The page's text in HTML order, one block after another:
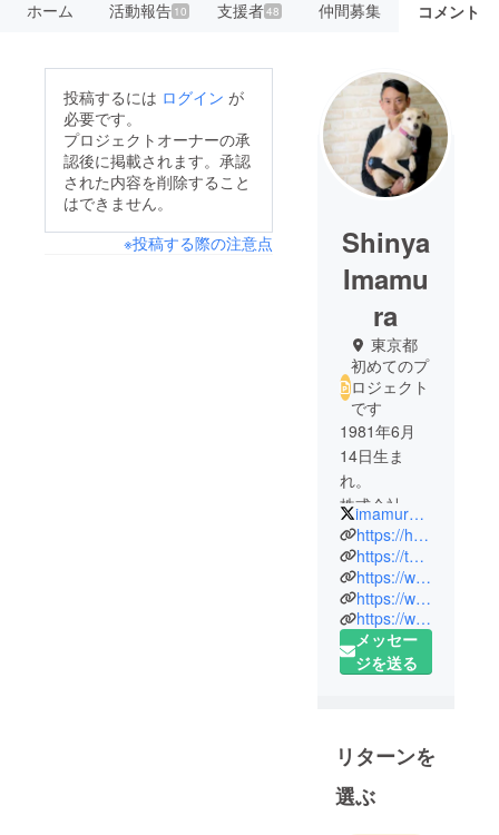
ホーム 活動報告10 支援者48 仲間募集 コメント
投稿するには ログイン が
必要です。
プロジェクトオーナーの承
認後に掲載されます。承認
された内容を削除すること
はできません。
※投稿する際の注意点
Shinya
Imamu
ra
東京都
初めてのプ
ロジェクト
です
1981年6月
14日生ま
れ。
株式会社
withdog.jp
代表取締役
ドッグライ
フカウンセ
ラー/ドッグ
インストラ
クター
洋専門学校
講師
imamura187
https://happytails.jp
https://twitter.com/imamura187
https://www.instagram.com/imamura187/
https://www.facebook.com/shinya.imamura.9
https://www.youtube.com/channel/UCrekdMPxlwOhHdqu_8YC-Iw
メッセー
ジを送る
リターンを
選ぶ